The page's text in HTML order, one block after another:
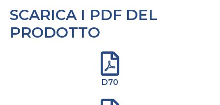
SCARICA I PDF DEL
PRODOTTO
D70